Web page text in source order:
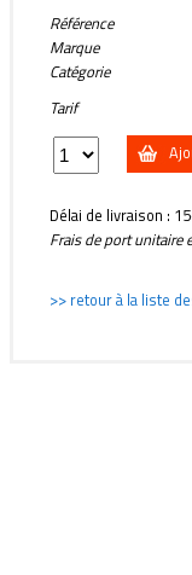
Référence
Marque
Catégorie
Tarif
Délai de livraison :
Frais de port unitaire
>> retour à la liste